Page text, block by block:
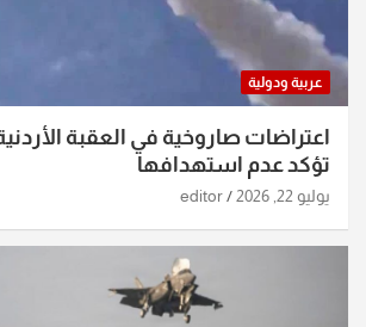
عربية ودولية
اعتراضات صاروخية في العقبة
تؤكد عدم استهدافها
يوليو 22, 2026 editor